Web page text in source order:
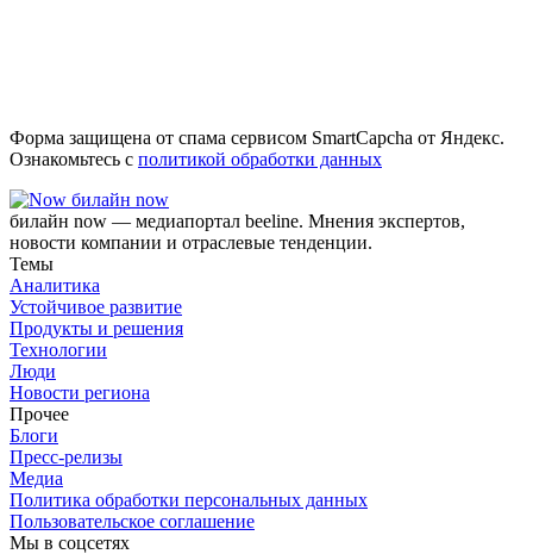
Форма защищена от спама сервисом SmartCapcha от Яндекс.
Ознакомьтесь с политикой обработки данных
билайн now
билайн now — медиапортал beeline. Мнения экспертов,
новости компании и отраслевые тенденции.
Темы
Аналитика
Устойчивое развитие
Продукты и решения
Технологии
Люди
Новости региона
Прочее
Блоги
Пресс-релизы
Медиа
Политика обработки персональных данных
Пользовательское соглашение
Мы в соцсетях